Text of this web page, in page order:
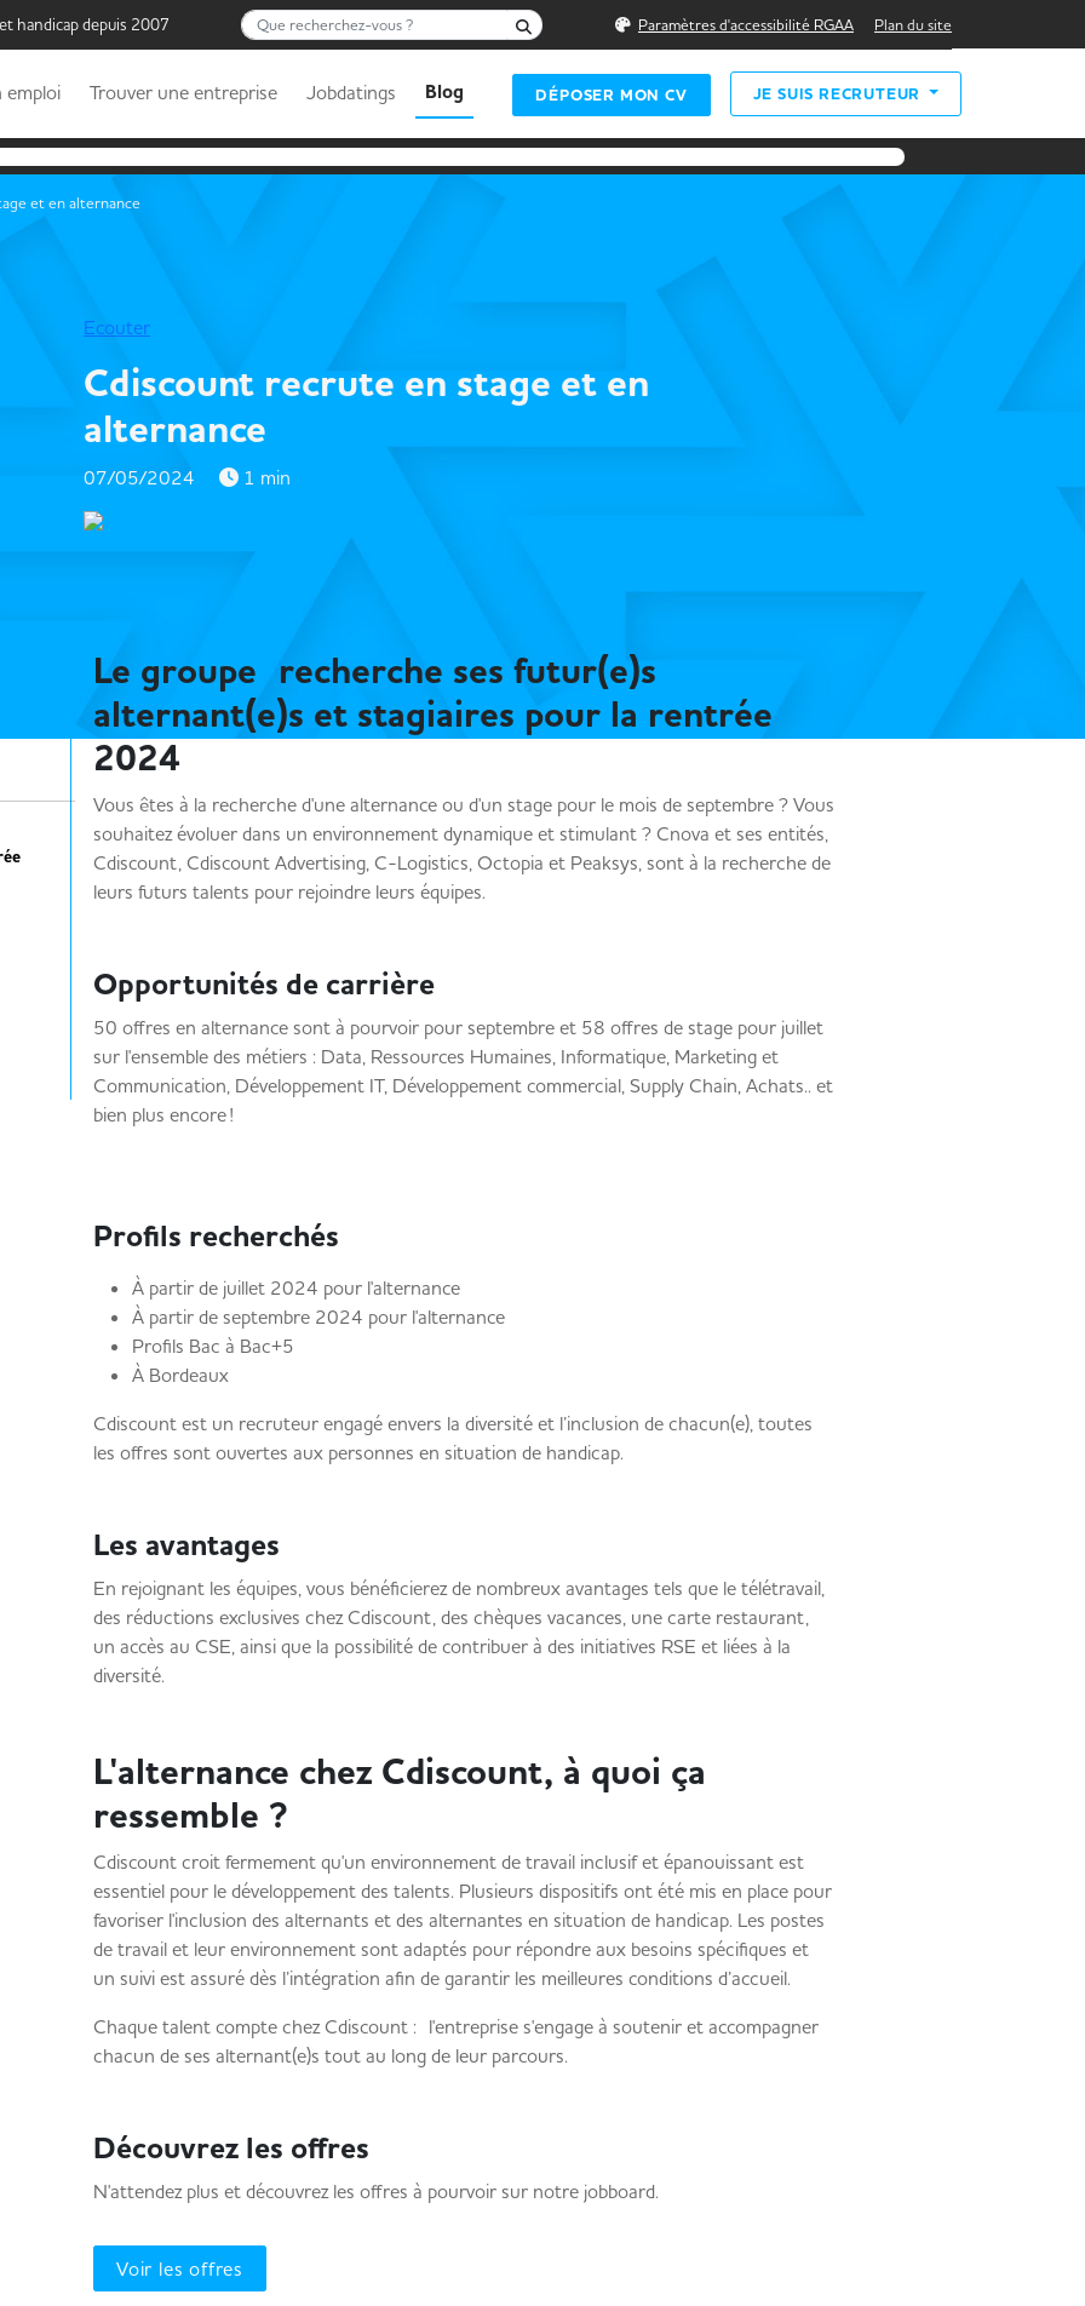
handicap depuis 2007 Que recherchez-vous ? Rechercher Paramètres d'accessibilité RGAA Plan du site
emploi Trouver une entreprise Jobdatings Blog DÉPOSER MON CV JE SUIS RECRUTEUR
et en alternance
Ecouter
Cdiscount recrute en stage et en
alternance
07/05/2024 1 min
Le groupe recherche ses futur(e)s
alternant(e)s et stagiaires pour la rentrée
2024
Vous êtes à la recherche d'une alternance ou d'un stage pour le mois de septembre ? Vous
souhaitez évoluer dans un environnement dynamique et stimulant ? Cnova et ses entités,
Cdiscount, Cdiscount Advertising, C-Logistics, Octopia et Peaksys, sont à la recherche de
leurs futurs talents pour rejoindre leurs équipes.
Opportunités de carrière
50 offres en alternance sont à pourvoir pour septembre et 58 offres de stage pour juillet
sur l'ensemble des métiers : Data, Ressources Humaines, Informatique, Marketing et
Communication, Développement IT, Développement commercial, Supply Chain, Achats.. et
bien plus encore !
Profils recherchés
À partir de juillet 2024 pour l'alternance
À partir de septembre 2024 pour l'alternance
Profils Bac à Bac+5
À Bordeaux
Cdiscount est un recruteur engagé envers la diversité et l’inclusion de chacun(e), toutes
les offres sont ouvertes aux personnes en situation de handicap.
Les avantages
En rejoignant les équipes, vous bénéficierez de nombreux avantages tels que le télétravail,
des réductions exclusives chez Cdiscount, des chèques vacances, une carte restaurant,
un accès au CSE, ainsi que la possibilité de contribuer à des initiatives RSE et liées à la
diversité.
L'alternance chez Cdiscount, à quoi ça
ressemble ?
Cdiscount croit fermement qu'un environnement de travail inclusif et épanouissant est
essentiel pour le développement des talents. Plusieurs dispositifs ont été mis en place pour
favoriser l'inclusion des alternants et des alternantes en situation de handicap. Les postes
de travail et leur environnement sont adaptés pour répondre aux besoins spécifiques et
un suivi est assuré dès l’intégration afin de garantir les meilleures conditions d’accueil.
Chaque talent compte chez Cdiscount : l'entreprise s'engage à soutenir et accompagner
chacun de ses alternant(e)s tout au long de leur parcours.
Découvrez les offres
N'attendez plus et découvrez les offres à pourvoir sur notre jobboard.
Voir les offres